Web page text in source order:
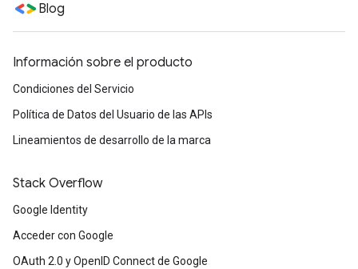
Blog
Información sobre el producto
Condiciones del Servicio
Política de Datos del Usuario de las APIs
Lineamientos de desarrollo de la marca
Stack Overflow
Google Identity
Acceder con Google
OAuth 2.0 y OpenID Connect de Google